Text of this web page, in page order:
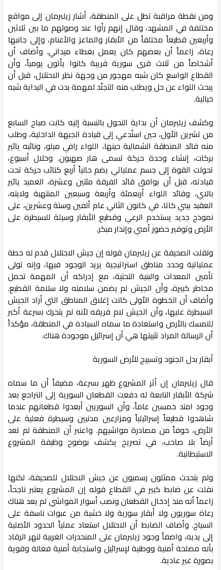
ومن نقطة مراقبة تطل على المنطقة، أشار زيلبرمان إلى مواقع
مختلفة في المشهد، وقال إنهم رأوا عند وصولهم ما بين ثلاثين
وأربعين قطيعاً مختلفاً من الأبقار والماعز والأغنام، وإلى جانبها
رعاة، زاعماً أن بعضهم كان يعمل بغطاء ميداني. وأضاف أن
أشخاصاً من ثلاث قرى سورية قريبة كانوا يأتون يومياً، وأن
القطاع الواسع كان شبه مهجور من وجهة نظر الاحتلال، قبل أن
يبحث اللواء عن حل ويطلب منه التجنّد لمهمة بدت في البداية شبه
خيالية.
وكشف زيلبرمان أن بداية التحول بالنسبة إليه كانت صباح السابع
من تشرين الأول، حين استُدعي إلى قيادة الجبهة الداخلية، وطلب
منه قائد المنطقة الشمالية حينها، اللواء رافي ميلو، ونائبه يائير
بركات، إنشاء وحدة حركة تسمى هار صهيون. وخلال أسبوع،
تحولت القوة إلى جسم عملياتي يضم حالياً أربع كتائب حركة تحت
قيادته، قبل أن يوافق قائد الفرقة مئتين وعشرة، العميد يائير
بالاي، وقائد اللواء أربعمئة وأربعة وسبعين المنتهية ولايته،
العقيد بيني كاتا، في كانون الثاني عام ألفين وستة وعشرين، على
نموذج جديد يستخدم الرعي وقطيع الأبقار وسيلة للسيطرة على
الأرض وتوفير حضور أمني وإنذار مبكر.
ونقلت الصحيفة عن زيلبرمان قوله إن جيش الاحتلال قدم له خطة
عملياتية وحدد مناطق استراتيجية يريد الوجود فيها، وإنه تولى
تأمين المعدات والبنية التحتية، مع إدراكه أن المهمة تحمل
مخاطر كبيرة، وأن الجيش لم يضمن سلامته ولا سلامة القطيع.
وأضاف أن الخطوة الأولى كانت إغلاق المناطق التي أراد الجيش
السيطرة عليها، وأن الجيش لام فريقه لأنه لم يتحرك بسرعة أكبر
للتمسك بالأرض واستعادة ما سماه السيادة في المنطقة، مؤكداً
أن الرسالة المراد تثبيتها هي أن إسرائيل موجودة هناك.
أبقار بدل الجنود وتسييج للأرض السورية
قال زيلبرمان إن أثر المشروع ظهر بسرعة، مضيفاً أن ما سماه
شركة الأبقار التابعة له دفعت القطعان السورية إلى التراجع بعد
وجود امتد خمسين عاماً، وأن السوريين أبعدوا قطعانهم عندما
شاهدوا قطيعاً إسرائيلياً ومزارعين مدنيين وسيطرة فعلية على
الأرض، خوفاً من مصادرة مواشيهم. واعتبر أن المنطقة لم تعد
أرضاً بلا صاحب، في تصريح يكشف بوضوح وظيفة المشروع
الاستيطانية.
ولم يتحدث ممثلون رسميون عن جيش الاحتلال للصحيفة، لكنها
نقلت عن ضابط كبير في القطاع قوله إن المشروع يعتبر ناجحاً،
زاعماً أنه منذ إدخال القطعان ونصب أسوار المواشي لم يعد هناك
رعاة سوريون ولا أبقار سورية ولا خشية من عبوات ناسفة على
السياج. وأضاف الضابط أن الاحتلال استعاد عملياً الحدود الأصلية
إلى يديه، واصفاً وجود زيلبرمان على المنحدرات الغربية لنهر الرقاد
بأنه مصلحة أمنية ووطنية لإسرائيل واستجابة أمنية فعالة وقوية
بصورة غير عادية.